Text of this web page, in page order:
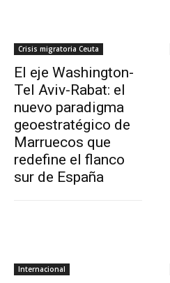
Crisis migratoria Ceuta
El eje Washington-
Tel Aviv-Rabat: el
nuevo paradigma
geoestratégico de
Marruecos que
redefine el flanco
sur de España
Internacional